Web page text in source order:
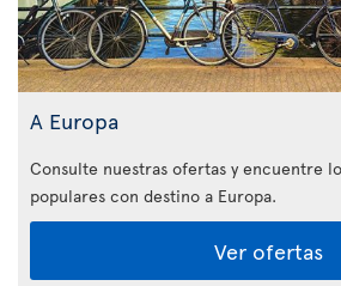
A Europa
Consulte nuestras ofertas y encuentre
populares con destino a Europa.
Ver ofertas